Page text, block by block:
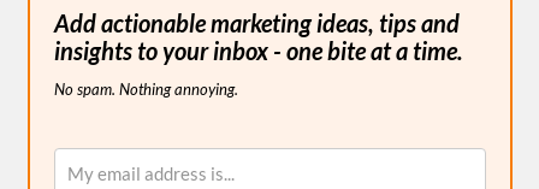
Add actionable marketing ideas, tips and
insights to your inbox - one bite at a time.
No spam. Nothing annoying.